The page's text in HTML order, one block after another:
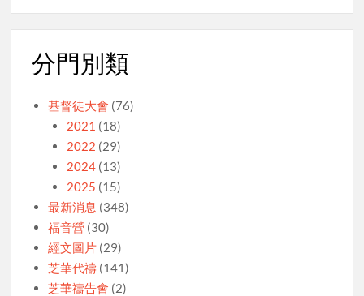
分門別類
基督徒大會 (76)
2021 (18)
2022 (29)
2024(13)
2025 (15)
最新消息 (348)
福音營 (30)
經文圖片 (29)
芝華代禱 (141)
芝華禱告會 (2)